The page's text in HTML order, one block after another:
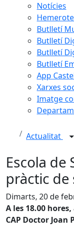
Notícies
Butlletí
Butlletí
Butlletí
Butlletí
App
Xarxes
Imatge
Actualitat
Escola de
pràctic de
Dimarts, 20 de
A les 18.00
CAP Doctor Joan